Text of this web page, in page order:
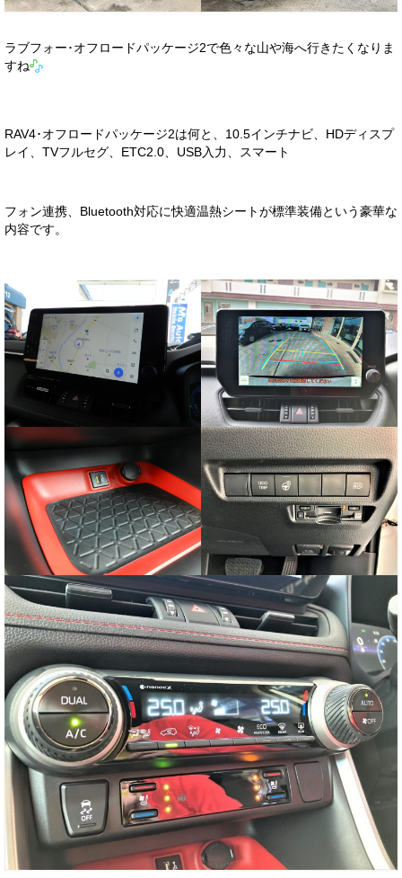
ラブフォー･オフロードパッケージ2で色々な山や海へ行きたくなりま
すね
RAV4･オフロードパッケージ2は何と、10.5インチナビ、HDディスプ
レイ、TVフルセグ、ETC2.0、USB入力、スマート
フォン連携、Bluetooth対応に快適温熱シートが標準装備という豪華な
内容です。